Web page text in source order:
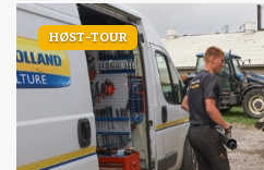
HØST-TOUR